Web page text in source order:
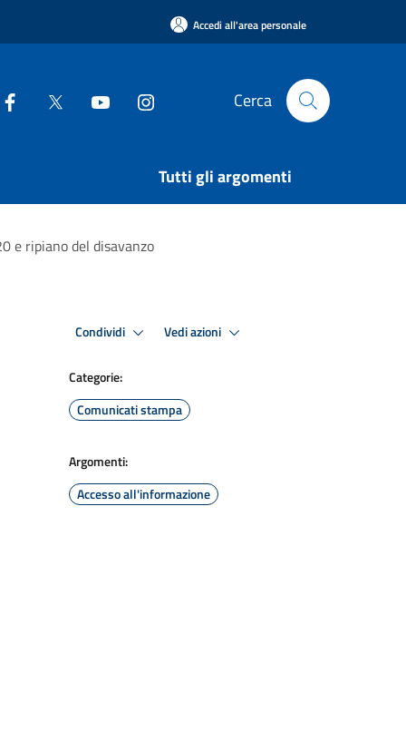
Accedi all'area personale
Cerca
Tutti gli argomenti
e ripiano del disavanzo
Condividi Vedi azioni
Categorie:
Comunicati stampa
Argomenti:
Accesso all'informazione